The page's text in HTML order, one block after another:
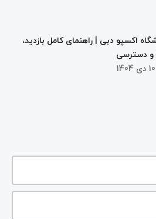
10 دی 1404
اکسپو دبی | راهنمای کامل بازدید،
و دسترسی